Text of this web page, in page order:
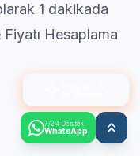
1 dakikada
Hesaplama
7/24 Destek
WhatsApp